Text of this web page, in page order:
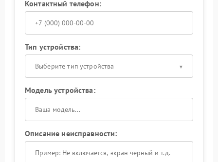
Контактный телефон:
Тип устройства:
Выберите тип устройства
Модель устройства:
Описание неисправности: